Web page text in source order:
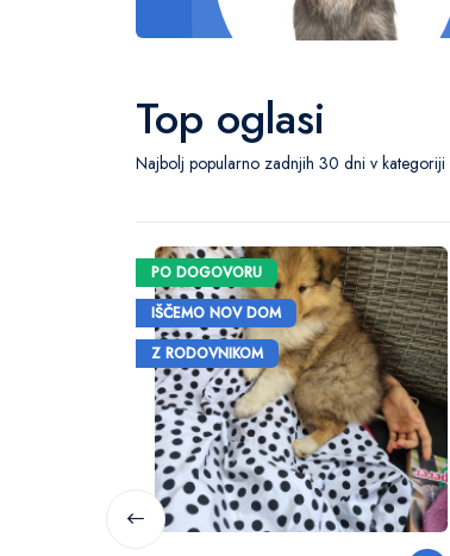
Top oglasi
Najbolj popularno zadnjih 30 dni v kategoriji
PO DOGOVORU
IŠČEMO NOV DOM
Z RODOVNIKOM